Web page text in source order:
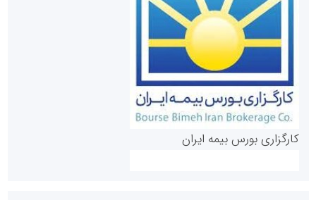
روابط عمومی خبرگزاری گزارش خبر
کارگزاری بورس بیمه ایران